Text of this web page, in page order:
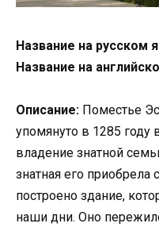
Название на русском
Название на
Описание: Поместье
упомянуто в 1285 году
владение знатной
знатная его
построено здание,
наши дни. Оно